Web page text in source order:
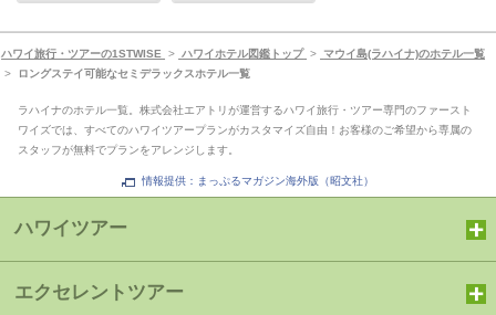
ハワイ旅行・ツアーの1STWISE > ハワイホテル図鑑トップ >
マウイ島(ラハイナ)のホテル一覧
>
ロングステイ可能なセミデラックスホテル一覧
ラハイナのホテル一覧。株式会社エアトリが運営するハワイ旅行・ツアー専門のファースト
ワイズでは、すべてのハワイツアープランがカスタマイズ自由！お客様のご希望から専属の
スタッフが無料でプランをアレンジします。
情報提供：まっぷるマガジン海外版（昭文社）
ハワイツアー
エクセレントツアー